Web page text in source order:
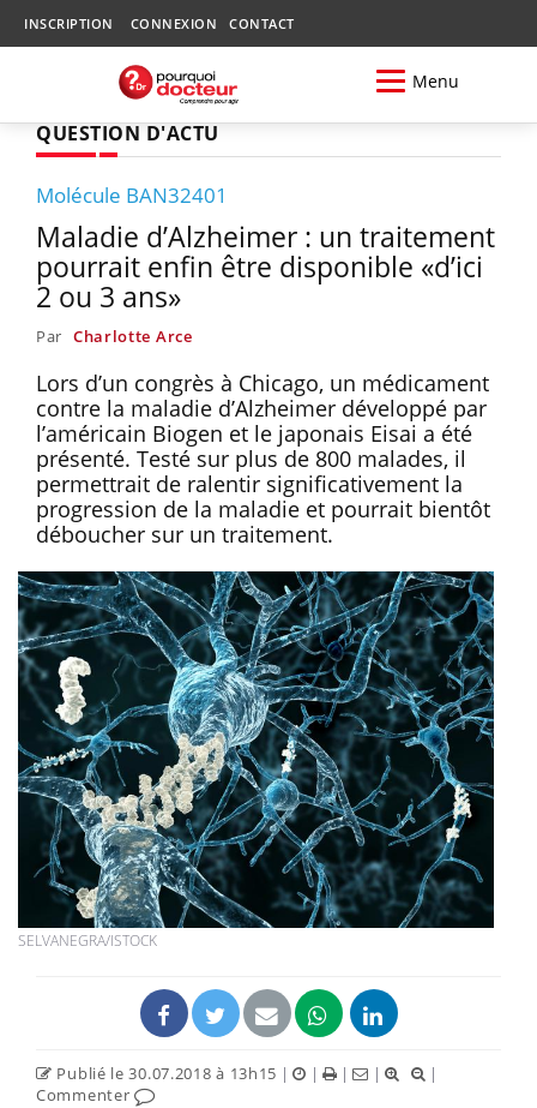
INSCRIPTION CONNEXION CONTACT
Menu
QUESTION D'ACTU
Molécule BAN32401
Maladie d’Alzheimer : un traitement
pourrait enfin être disponible «d’ici
2 ou 3 ans»
Par Charlotte Arce
Lors d’un congrès à Chicago, un médicament
contre la maladie d’Alzheimer développé par
l’américain Biogen et le japonais Eisai a été
présenté. Testé sur plus de 800 malades, il
permettrait de ralentir significativement la
progression de la maladie et pourrait bientôt
déboucher sur un traitement.
SELVANEGRA/ISTOCK
Publié le 30.07.2018 à 13h15 | | | |
|
Commenter